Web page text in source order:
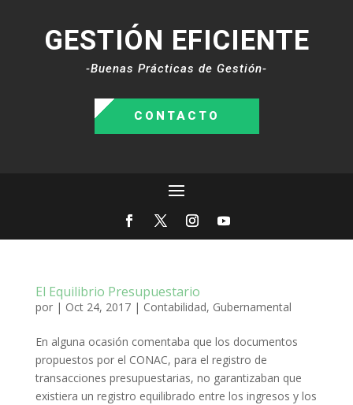
GESTIÓN EFICIENTE
-Buenas Prácticas de Gestión-
CONTACTO
El Equilibrio Presupuestario
por | Oct 24, 2017| Contabilidad, Gubernamental
En alguna ocasión comentaba que los documentos
propuestos por el CONAC, para el registro de
transacciones presupuestarias, no garantizaban que
existiera un registro equilibrado entre los ingresos y los